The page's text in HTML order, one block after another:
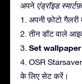
अपने एंड्रॉइड
1. अपनी फ़ोटो
2. तीन डॉट वाले
3. Set wallpaper
4. OSR Starsaver
के लिए सेट करें।